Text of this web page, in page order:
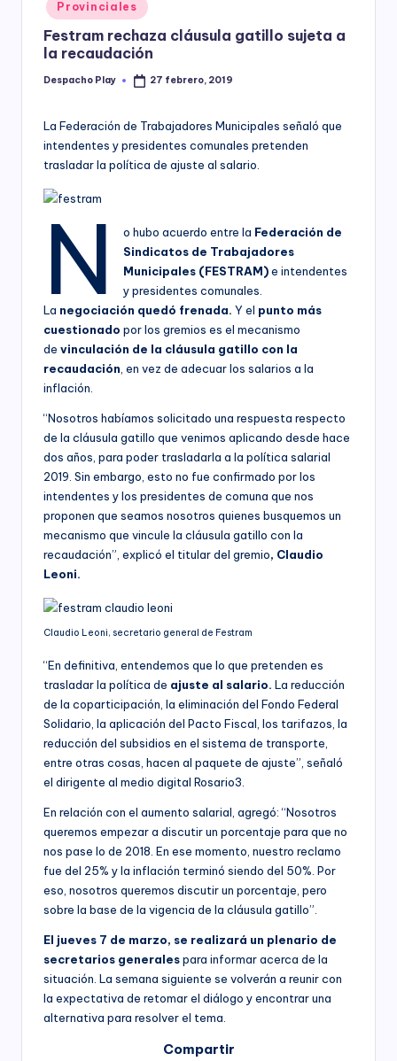
y
in
Provinciales
Festram rechaza cláusula gatillo sujeta a
la recaudación
Posted
Despacho Play 27 febrero, 2019
La Federación de Trabajadores Municipales señaló que
intendentes y presidentes comunales pretenden
trasladar la política de ajuste al salario.
N o hubo acuerdo entre la Federación de
Sindicatos de Trabajadores
Municipales (FESTRAM)e intendentes
y presidentes comunales.
La negociación quedó frenada. Y el punto más
cuestionado por los gremios es el mecanismo
de vinculación de la cláusula gatillo con la
recaudación , en vez de adecuar los salarios a la
inflación.
“Nosotros habíamos solicitado una respuesta respecto
de la cláusula gatillo que venimos aplicando desde hace
dos años, para poder trasladarla a la política salarial
2019. Sin embargo, esto no fue confirmado por los
intendentes y los presidentes de comuna que nos
proponen que seamos nosotros quienes busquemos un
mecanismo que vincule la cláusula gatillo con la
recaudación”, explicó el titular del gremio, Claudio
Leoni.
Claudio Leoni, secretario general de Festram
“En definitiva, entendemos que lo que pretenden es
trasladar la política de ajuste al salario. La reducción
de la coparticipación, la eliminación del Fondo Federal
Solidario, la aplicación del Pacto Fiscal, los tarifazos, la
reducción del subsidios en el sistema de transporte,
entre otras cosas, hacen al paquete de ajuste”, señaló
el dirigente al medio digital Rosario3.
En relación con el aumento salarial, agregó: “Nosotros
queremos empezar a discutir un porcentaje para que no
nos pase lo de 2018. En ese momento, nuestro reclamo
fue del 25% y la inflación terminó siendo del 50%. Por
eso, nosotros queremos discutir un porcentaje, pero
sobre la base de la vigencia de la cláusula gatillo”.
El jueves 7 de marzo, se realizará un plenario de
secretarios generalespara informar acerca de la
situación. La semana siguiente se volverán a reunir con
la expectativa de retomar el diálogo y encontrar una
alternativa para resolver el tema.
Compartir